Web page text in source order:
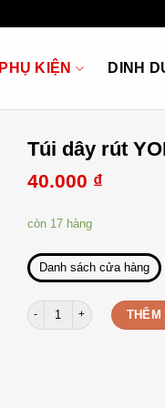
PHỤ KIỆN DINH
Túi dây rút
40.000 ₫
còn 17 hàng
Danh sách cửa hàng
Túi dây rút YOLO SPORT
THÊM